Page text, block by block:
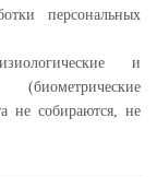
персональных
и
не собираются, не